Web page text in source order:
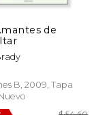
de
B, 2009, Tapa